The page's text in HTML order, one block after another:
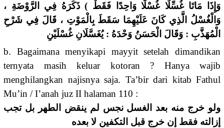
وَإِذَا مَاتَا غُسِّلَا غُسْلًا وَاحِدًا فَقَطْ ) ذَكَرَهُ فِي الرَّوْضَةِ ،
وَالْغُسْلُ الَّذِي كَانَ عَلَيْهِمَا سَقَطَ بِالْمَوْتِ ، قَالَ فِي شَرْحِ
الْمُهَذَّبِ : وَقَالَ الْحَسَنُ وَحْدَهُ : يُغَسَّلَانِ غُسْلَيْنِ
b. Bagaimana menyikapi mayyit setelah dimandikan
ternyata masih keluar kotoran ? Hanya wajib
menghilangkan najisnya saja. Ta’bir dari kitab Fathul
Mu’in / I’anah juz II halaman 110 :
ولو خرج منه بعد الغسل نجس لم ينقض الطهر بل تجب
إزالته فقط إن خرج قبل التكفين لا بعده